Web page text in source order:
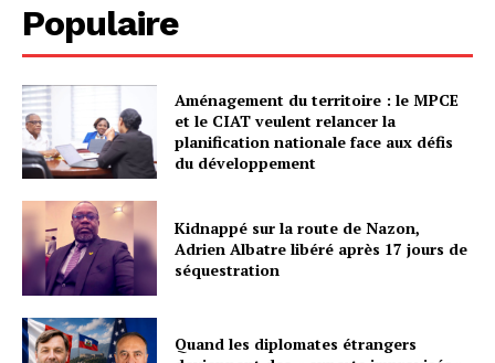
Populaire
Aménagement du territoire : le MPCE
et le CIAT veulent relancer la
planification nationale face aux défis
du développement
Kidnappé sur la route de Nazon,
Adrien Albatre libéré après 17 jours de
séquestration
Quand les diplomates étrangers